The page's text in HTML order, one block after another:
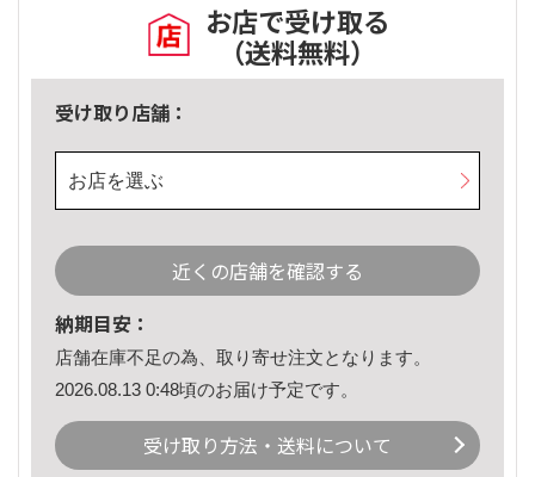
お店で受け取る
（送料無料）
受け取り店舗：
お店を選ぶ
近くの店舗を確認する
納期目安：
店舗在庫不足の為、取り寄せ注文となります。
2026.08.13 0:48頃のお届け予定です。
受け取り方法・送料について